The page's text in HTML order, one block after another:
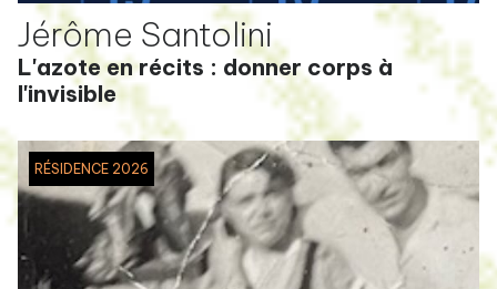
Jérôme Santolini
L'azote en récits : donner corps à
l'invisible
RÉSIDENCE 2026